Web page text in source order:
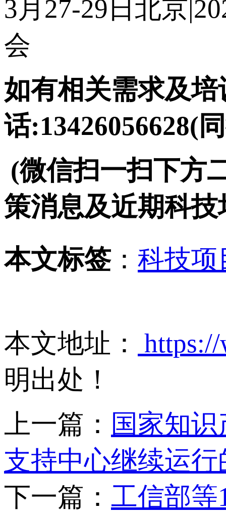
3月27-29日北京
会
如有相关需求及
话:13426056628(
(微信扫一扫下方
策消息及近期科
本文标签： 科技项
本文地址：
明出处！
上一篇： 国家知
支持中心继续运行
下一篇： 工信部等